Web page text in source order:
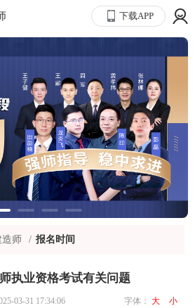
下载APP
造师 报名时间
执业资格考试有关问题
03-31 17:34:06 字体： 大 小